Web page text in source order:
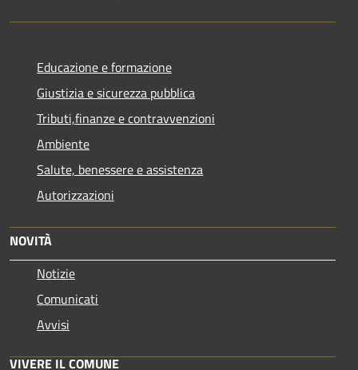
Educazione e formazione
Giustizia e sicurezza pubblica
Tributi,finanze e contravvenzioni
Ambiente
Salute, benessere e assistenza
Autorizzazioni
NOVITÀ
Notizie
Comunicati
Avvisi
VIVERE IL COMUNE